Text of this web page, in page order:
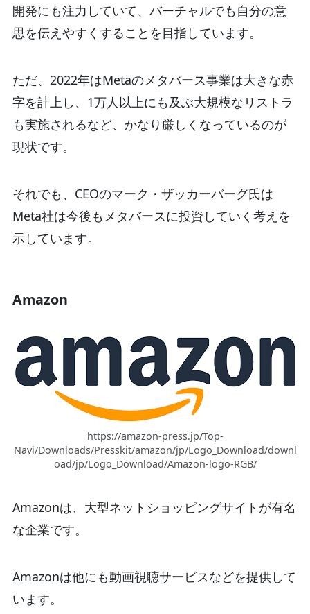
開発にも注力していて、バーチャルでも自分の意
思を伝えやすくすることを目指しています。
ただ、2022年はMetaのメタバース事業は大きな赤
字を計上し、1万人以上にも及ぶ大規模なリストラ
も実施されるなど、かなり厳しくなっているのが
現状です。
それでも、CEOのマーク・ザッカーバーグ氏は
Meta社は今後もメタバースに投資していく考えを
示しています。
Amazon
https://amazon-press.jp/Top-
Navi/Downloads/Presskit/amazon/jp/Logo_Download/downl
oad/jp/Logo_Download/Amazon-logo-RGB/
Amazonは、大型ネットショッピングサイトが有名
な企業です。
Amazonは他にも動画視聴サービスなどを提供して
います。